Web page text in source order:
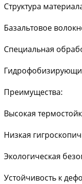
Структура
Базальтовое
Специальная
Преимущества:
Высокая
Низкая
Экологическая
Устойчивость к